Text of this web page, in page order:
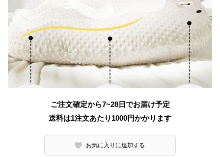
ご注文確定から7~28日でお届け予定
送料は1注文あたり 1000円かかります
お気に入りに追加する